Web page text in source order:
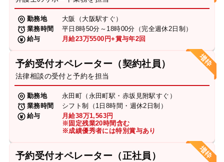
勤務地
大阪（大阪駅すぐ）
業務時間
平日8時50分～18時00分（完全週休2日制）
給与
月給23万5500円+賞与年2回
予約受付オペレーター（契約社員）
法律相談の受付と予約を担当
勤務地
永田町（永田町駅・赤坂見附駅すぐ）
業務時間
シフト制（1日8時間・週休2日制）
給与
月給38万1,563円
※固定残業20時間含む
※成績優秀者には特別賞与あり
予約受付オペレーター（正社員）